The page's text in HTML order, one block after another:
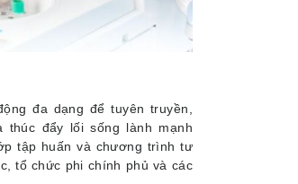
đa dạng để tuyên truyền,
thúc đẩy lối sống lành mạnh
tập huấn và chương trình tư
tổ chức phi chính phủ và các